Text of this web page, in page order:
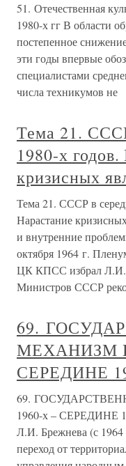
51. Отечественная
1980-х гг В области
постепенное
эти годы впервые
специалистами
числа техникумов не
Тема 21.
1980-х
кризисных
Тема 21. СССР в
Нарастание
и внутренние
октября 1964 г.
ЦК КПСС избрал Л.И.
Министров СССР
69.
МЕХАНИЗМ
СЕРЕДИНЕ
69.
1960-х – СЕРЕДИНЕ
Л.И. Брежнева (с
переход от